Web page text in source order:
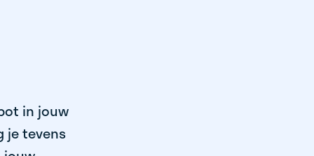
in jouw
je tevens